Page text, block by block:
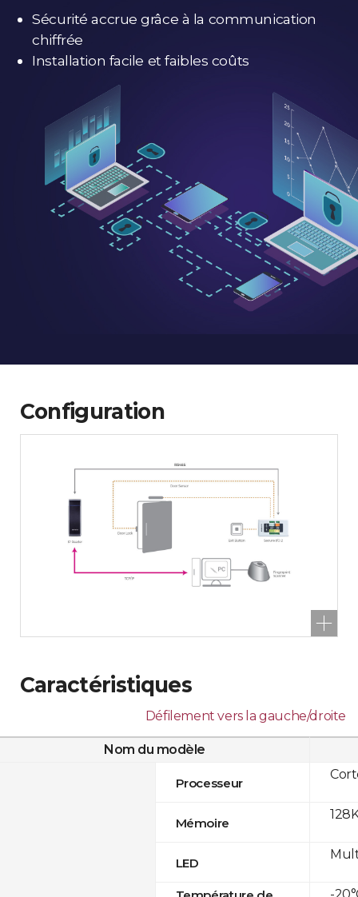
Sécurité accrue grâce à la communication
chiffrée
Installation facile et faibles coûts
Configuration
Caractéristiques
Défilement vers la gauche/droite
Nom du modèle
Processeur
Mémoire
LED